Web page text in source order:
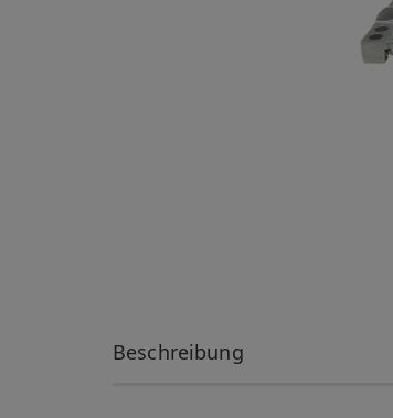
Beschreibung